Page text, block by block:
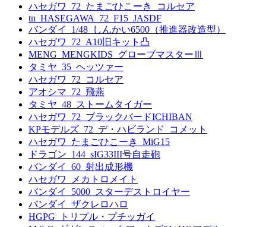
ハセガワ_72_たまごひこーき_コルセア
tn_HASEGAWA_72_F15_JASDF
バンダイ_1/48_しんかい6500（推進器改造型）
ハセガワ_72_A10旧キット凸
MENG_MENGKIDS_グローブマスターⅢ
タミヤ_35_ヘッツァー
ハセガワ_72_コルセア
アオシマ_72_飛燕
タミヤ_48_ストームタイガー
ハセガワ_72_ブラックバードICHIBAN
KPモデルズ_72_デ・ハビランド_コメット
ハセガワ_たまごひこーき_MiG15
ドラゴン_144_sIG33III号自走砲
バンダイ_60_射出成形機
ハセガワ_メカトロメイト
バンダイ_5000_スターデストロイヤー
バンダイ_ザクレロハロ
HGPG_トリプル・プチッガイ